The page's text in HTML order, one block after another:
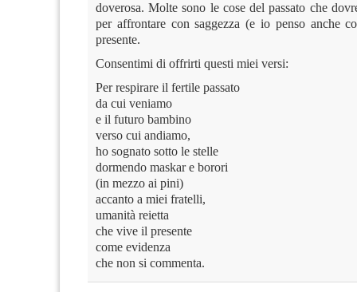
doverosa. Molte sono le cose del passato che
per affrontare con saggezza (e io penso anche
presente.
Consentimi di offrirti questi miei versi:
Per respirare il fertile passato
da cui veniamo
e il futuro bambino
verso cui andiamo,
ho sognato sotto le stelle
dormendo maskar e borori
(in mezzo ai pini)
accanto a miei fratelli,
umanità reietta
che vive il presente
come evidenza
che non si commenta.